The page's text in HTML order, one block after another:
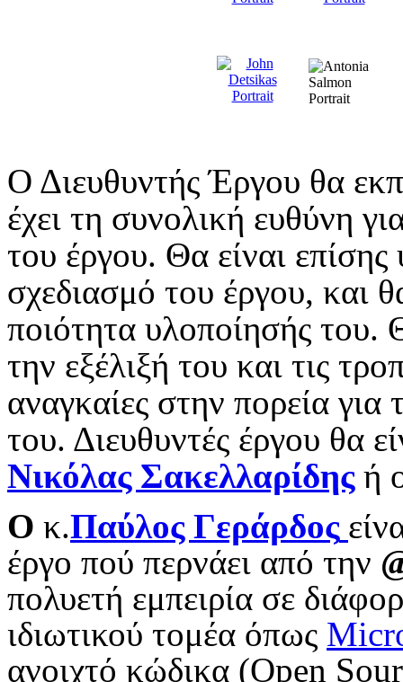
Ο Διευθυντής Έργου θα
έχει τη συνολική ευθύνη
του έργου. Θα είναι
σχεδιασμό του έργου, και
ποιότητα υλοποίησής
την εξέλιξή του και τις
αναγκαίες στην πορεία
του. Διευθυντές έργου θα
Νικόλας Σακελλαρίδης ή
Ο κ.Παύλος Γεράρδος
έργο πού περνάει από την
πολυετή εμπειρία σε
ιδιωτικού τομέα όπως
ανοιχτό κώδικα (Open